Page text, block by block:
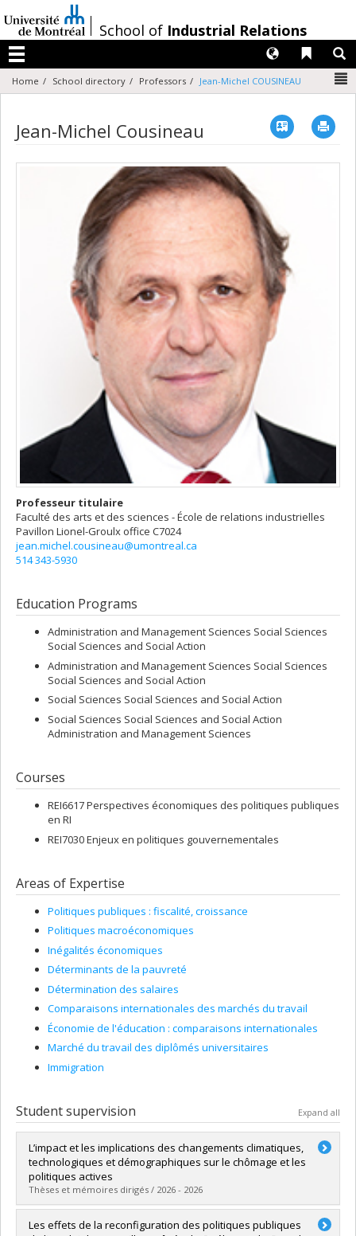
au
contenu
/
School of Industrial Relations
Menu
Liens
Langues
Home School directory Professors Jean-Michel COUSINEAU
Jean-Michel Cousineau Vcard
Professeur titulaire
Faculté des arts et des sciences - École de relations industrielles
Pavillon Lionel-Groulx office C7024
jean.michel.cousineau@umontreal.ca
514 343-5930
Education Programs
Administration and Management Sciences Social Sciences
Social Sciences and Social Action
Administration and Management Sciences Social Sciences
Social Sciences and Social Action
Social Sciences Social Sciences and Social Action
Social Sciences Social Sciences and Social Action
Administration and Management Sciences
Courses
REI6617 Perspectives économiques des politiques publiques
en RI
REI7030 Enjeux en politiques gouvernementales
Areas of Expertise
Politiques publiques : fiscalité, croissance
Politiques macroéconomiques
Inégalités économiques
Déterminants de la pauvreté
Détermination des salaires
Comparaisons internationales des marchés du travail
Économie de l'éducation : comparaisons internationales
Marché du travail des diplômés universitaires
Immigration
Student supervision Expand all
L’impact et les implications des changements climatiques,
technologiques et démographiques sur le chômage et les
politiques actives
Thèses et mémoires dirigés / 2026 - 2026
Graduate :Racine, Éliane
Les effets de la reconfiguration des politiques publiques